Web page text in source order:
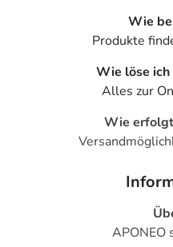
Wie
Produkte
Wie löse ich
Alles zur
Wie
APONEO